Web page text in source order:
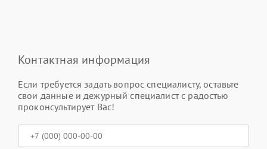
Контактная информация
Если требуется задать вопрос специалисту, оставьте
свои данные и дежурный специалист с радостью
проконсультирует Вас!